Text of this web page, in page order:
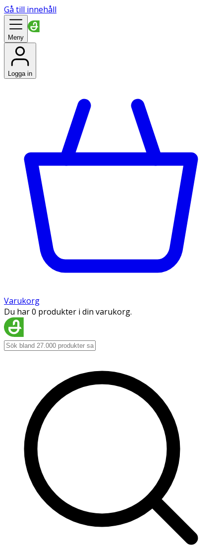
Gå till innehåll
Meny
Logga in
Varukorg
Du har 0 produkter i din varukorg.